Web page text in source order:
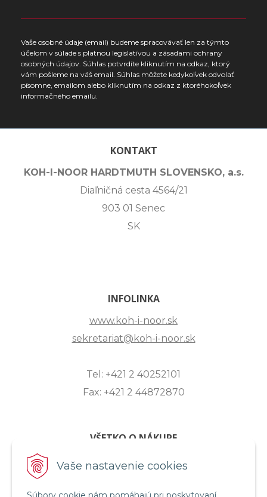
Vaše nastavenie cookies
Vaše osobné údaje (email) budeme spracovávať len za týmto
účelom v súlade s platnou legislatívou a zásadami ochrany
osobných údajov. Súhlas potvrdíte kliknutím na odkaz, ktorý
vám pošleme na váš email. Súhlas môžete kedykoľvek odvolať
písomne, emailom alebo kliknutím na odkaz z ktoréhokoľvek
informačného emailu.
KONTAKT
KOH-I-NOOR HARDTMUTH SLOVENSKO, a.s.
Diaľničná cesta 4564/21
903 01 Senec
SK
INFOLINKA
www.koh-i-noor.sk
sekretariat@koh-i-noor.sk
Tel: +421 2 40252101
Fax: +421 2 44872870
VŠETKO O NÁKUPE
ZASLANIE OTÁZKY